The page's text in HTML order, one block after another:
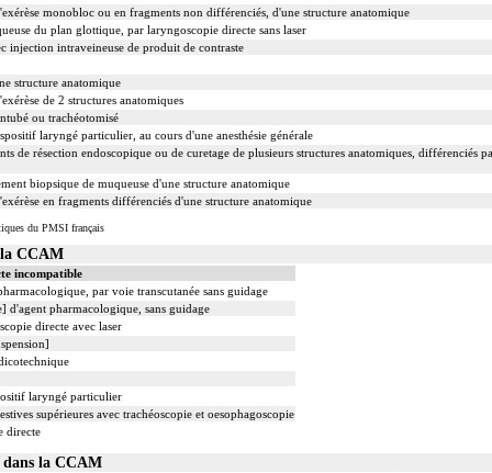
monobloc ou en fragments non différenciés, d'une structure anatomique
du plan glottique, par laryngoscopie directe sans laser
injection intraveineuse de produit de contraste
structure anatomique
de 2 structures anatomiques
ou trachéotomisé
laryngé particulier, au cours d'une anesthésie générale
de résection endoscopique ou de curetage de plusieurs structures anatomiques, différenciés
biopsique de muqueuse d'une structure anatomique
en fragments différenciés d'une structure anatomique
du PMSI français
CCAM
incompatible
par voie transcutanée sans guidage
pharmacologique, sans guidage
directe avec laser
laryngé particulier
supérieures avec trachéoscopie et oesophagoscopie
directe
dans la CCAM